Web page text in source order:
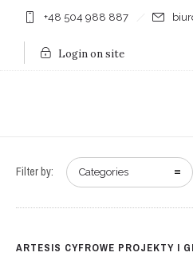
+48 504 988 887
Login on site
Filter by: Categories
ARTESIS CYFROWE PROJEKTY I